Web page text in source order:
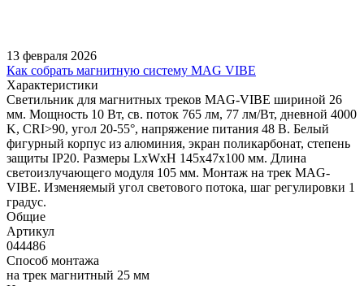
13 февраля 2026
Как собрать магнитную систему MAG VIBE
Характеристики
Светильник для магнитных треков MAG-VIBE шириной 26
мм. Мощность 10 Вт, св. поток 765 лм, 77 лм/Вт, дневной 4000
K, CRI>90, угол 20-55°, напряжение питания 48 В. Белый
фигурный корпус из алюминия, экран поликарбонат, степень
защиты IP20. Размеры LxWxH 145x47x100 мм. Длина
светоизлучающего модуля 105 мм. Монтаж на трек MAG-
VIBE. Изменяемый угол светового потока, шаг регулировки 1
градус.
Общие
Артикул
044486
Способ монтажа
на трек магнитный 25 мм